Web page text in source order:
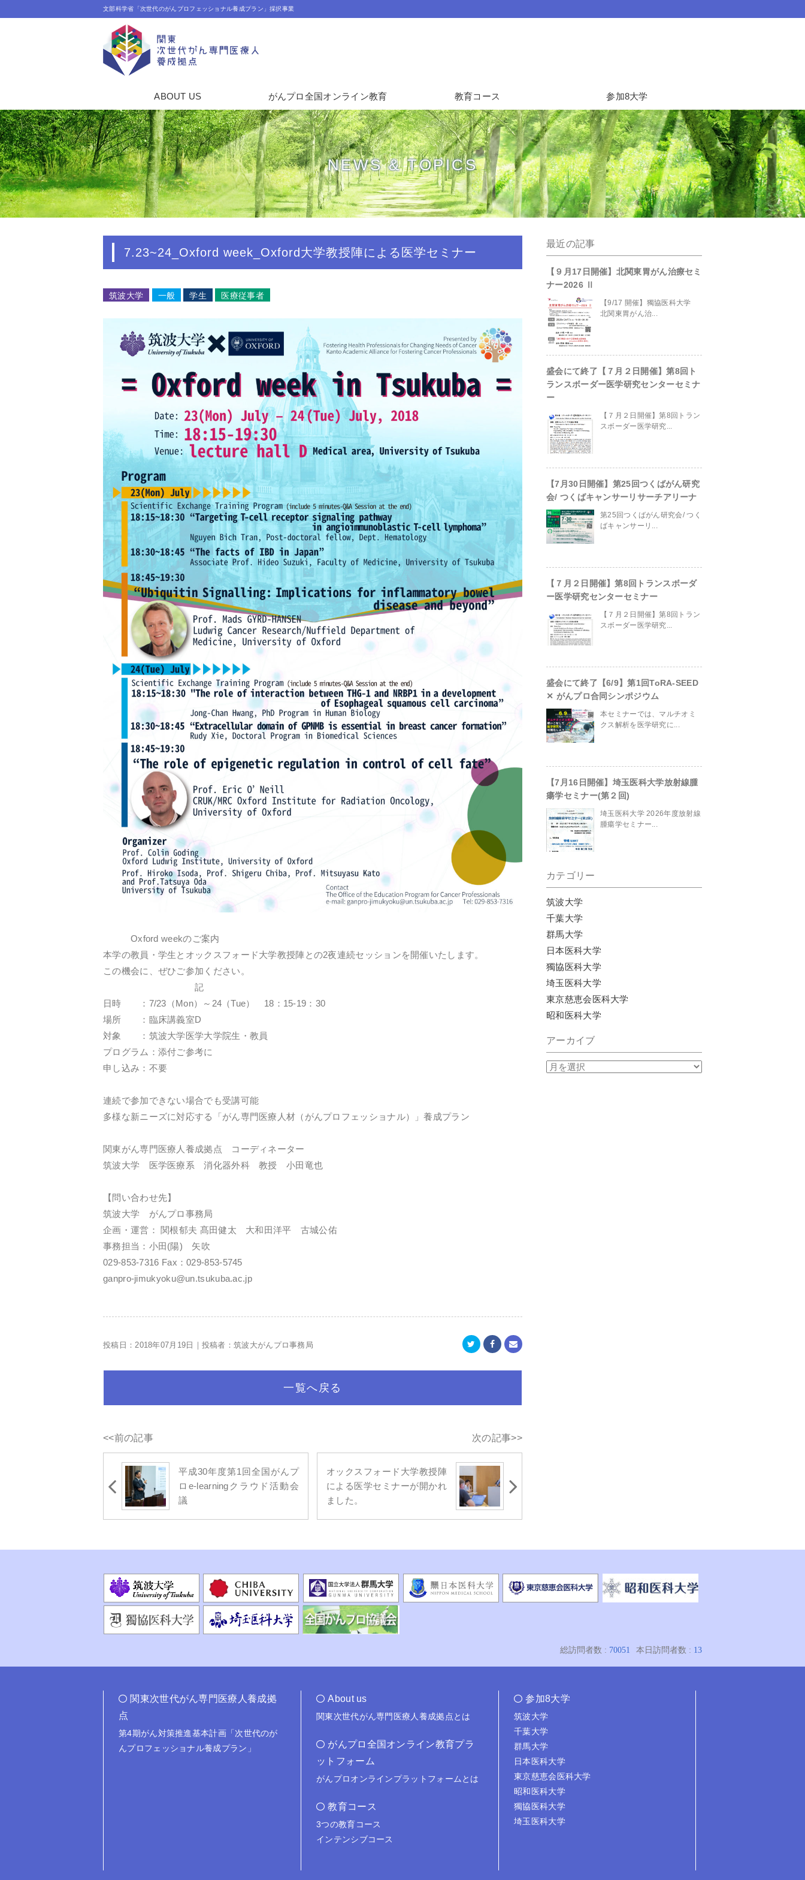
文部科学省「次世代のがんプロフェッショナル養成プラン」採択事業
ABOUT US がんプロ全国オンライン教育 教育コース 参加8大学
NEWS & TOPICS
7.23~24_Oxford week_Oxford大学教授陣による医学セミナー
筑波大学 一般 学生 医療従事者
Oxford weekのご案内
本学の教員・学生とオックスフォード大学教授陣との2夜連続セッションを開催いたします。
この機会に、ぜひご参加ください。
記
日時 ：7/23（Mon）～24（Tue） 18：15-19：30
場所 ：臨床講義室D
対象 ：筑波大学医学大学院生・教員
プログラム：添付ご参考に
申し込み：不要
連続で参加できない場合でも受講可能
多様な新ニーズに対応する「がん専門医療人材（がんプロフェッショナル）」養成プラン
関東がん専門医療人養成拠点 コーディネーター
筑波大学 医学医療系 消化器外科 教授 小田竜也
【問い合わせ先】
筑波大学 がんプロ事務局
企画・運営： 関根郁夫 髙田健太 大和田洋平 古城公佑
事務担当：小田(陽) 矢吹
029-853-7316 Fax：029-853-5745
ganpro-jimukyoku@un.tsukuba.ac.jp
投稿日：2018年07月19日｜投稿者：筑波大がんプロ事務局
一覧へ戻る
<<前の記事
平成30年度第1回全国がんプ
ロe-learningクラウド活動会
議
次の記事>>
オックスフォード大学教授陣
による医学セミナーが開かれ
ました。
最近の記事
【９月17日開催】北関東胃がん治療セミ
ナー2026 Ⅱ
【9/17 開催】獨協医科大学
北関東胃がん治...
盛会にて終了【７月２日開催】第8回ト
ランスボーダー医学研究センターセミナ
ー
【７月２日開催】第8回トラン
スボーダー医学研究...
【7月30日開催】第25回つくばがん研究
会/ つくばキャンサーリサーチアリーナ
第25回つくばがん研究会/ つく
ばキャンサーリ...
【７月２日開催】第8回トランスボーダ
ー医学研究センターセミナー
【７月２日開催】第8回トラン
スボーダー医学研究...
盛会にて終了【6/9】第1回ToRA-SEED
✕ がんプロ合同シンポジウム
本セミナーでは、マルチオミ
クス解析を医学研究に...
【7月16日開催】埼玉医科大学放射線腫
瘍学セミナー(第２回)
埼玉医科大学 2026年度放射線
腫瘍学セミナー...
カテゴリー
筑波大学
千葉大学
群馬大学
日本医科大学
獨協医科大学
埼玉医科大学
東京慈恵会医科大学
昭和医科大学
アーカイブ
関東次世代がん専門医療人養成拠
点
第4期がん対策推進基本計画「次世代のが
んプロフェッショナル養成プラン」
About us
関東次世代がん専門医療人養成拠点とは
がんプロ全国オンライン教育プラ
ットフォーム
がんプロオンラインプラットフォームとは
教育コース
3つの教育コース
インテンシブコース
参加8大学
筑波大学
千葉大学
群馬大学
日本医科大学
東京慈恵会医科大学
昭和医科大学
獨協医科大学
埼玉医科大学